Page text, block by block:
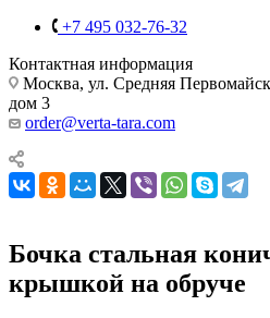
+7 495 032-76-32
Контактная информация
Москва, ул. Средняя
дом 3
order@verta-tara.com
Бочка стальная
крышкой на обруче